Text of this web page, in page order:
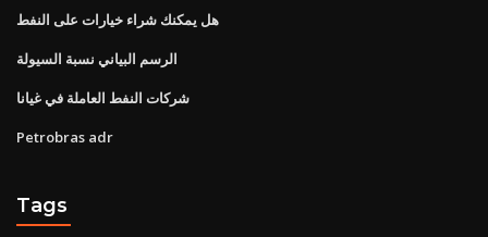
هل يمكنك شراء خيارات على النفط
الرسم البياني نسبة السيولة
شركات النفط العاملة في غيانا
Petrobras adr
Tags